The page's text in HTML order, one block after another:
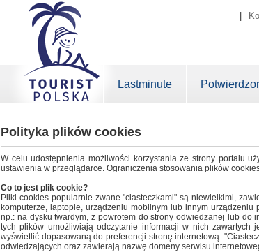
Lastminute
Polityka plików cookies
W celu udostępnienia możliwości korzystania ze strony portalu
ustawienia w przeglądarce. Ograniczenia stosowania plików
Co to jest plik cookie?
Pliki cookies popularnie zwane "ciasteczkami" są niewielkimi,
komputerze, laptopie, urządzeniu mobilnym lub innym
np.: na dysku twardym, z powrotem do strony odwiedzanej lub
tych plików umożliwiają odczytanie informacji w nich zawartych
wyświetlić dopasowaną do preferencji stronę internetową.
odwiedzających oraz zawierają nazwę domeny serwisu